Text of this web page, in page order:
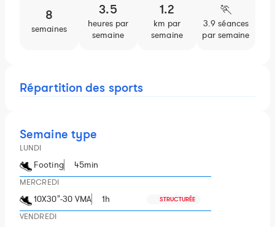
8
semaines
3.5
heures par
semaine
1.2
km par
semaine
🏃️
3.9 séances
par semaine
Répartition des sports
Semaine type
LUNDI
Footing 45min
MERCREDI
10X30"-30 VMA 1h STRUCTURÉE
VENDREDI